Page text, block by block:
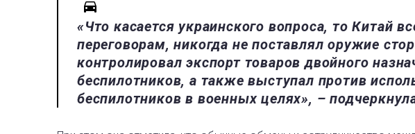
«Что касается украинского вопроса, то Китай
переговорам, никогда не поставлял оружие
контролировал экспорт товаров двойного
беспилотников, а также выступал против
беспилотников в военных целях», –